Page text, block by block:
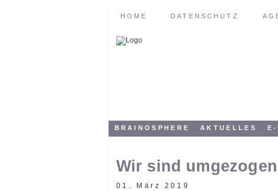
HOME DATENSCHUTZ
BRAINOSPHERE AKTUELLES E-
Wir sind
01. März 2019